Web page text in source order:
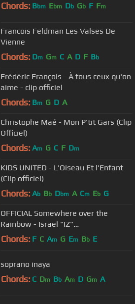
Chords: Bbm Ebm Db Gb F Fm
Francois Feldman Les Valses De
Vienne
Chords: Dm Gm C A D F Bb
Frédéric François - À tous ceux qu'on
aime - clip officiel
Chords: Bm G D A
Christophe Maé - Mon P'tit Gars (Clip
Officiel)
Chords: Am G C F Dm
KIDS UNITED - L'Oiseau Et l'Enfant
(Clip officiel)
Chords: Ab Bb Dbm A Cm Eb G
OFFICIAL Somewhere over the
Rainbow - Israel "IZ"
Kamakawiwoʻole
Chords: F C Am G Em Bb E
soprano inaya
Chords: C Dm Bb Am D Gm A